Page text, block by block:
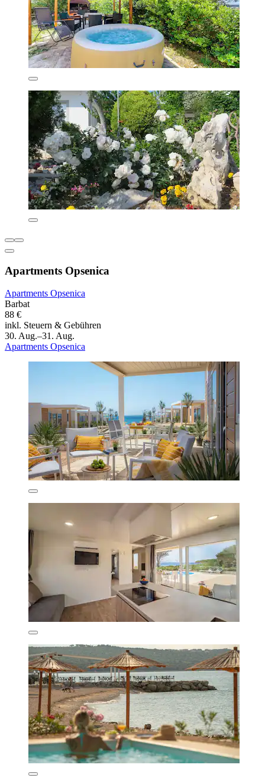
Apartments Opsenica
Apartments Opsenica
Barbat
88 €
inkl. Steuern & Gebühren
30. Aug.–31. Aug.
Apartments Opsenica